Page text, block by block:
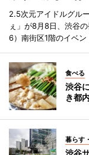
2.5次元アイドルグル
ぇ」が8月8日、渋谷
6）南街区1階のイベン
食べる
渋谷
き都
暮らす
渋谷